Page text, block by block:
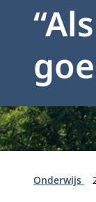
Type:
Onderwijs